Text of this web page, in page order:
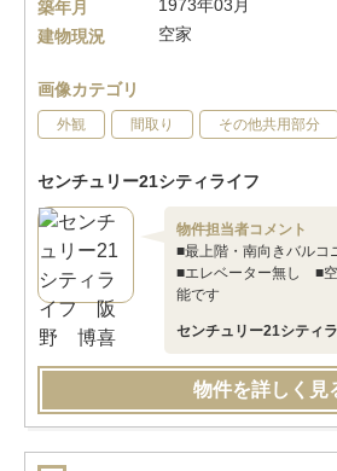
築年月
1973年03月
建物現況
空家
画像カテゴリ
外観 間取り その他共用部分
センチュリー21シティライフ
物件担当者コメント
■最上階・南向きバル
■エレベーター無し ■
能です
センチュリー21シテ
物件を詳しく見